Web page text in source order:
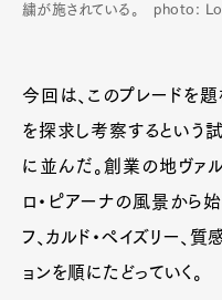
Art&Design
Product
繍が施されている。 photo:
今回は、このプレードを
を探求し考察するという
に並んだ。創業の地ヴァ
ロ・ピアーナの風景から
フ、カルド・ペイズリー、
ョンを順にたどっていく。